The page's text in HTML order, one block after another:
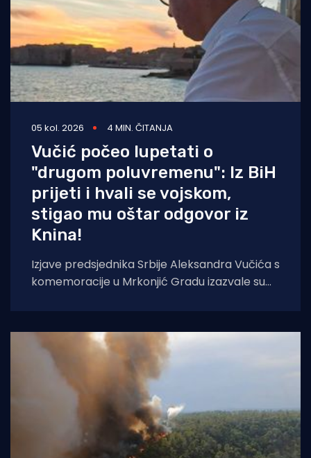
05 kol. 2026 4 MIN. ČITANJA
Vučić počeo lupetati o
"drugom poluvremenu": Iz BiH
prijeti i hvali se vojskom,
stigao mu oštar odgovor iz
Knina!
Izjave predsjednika Srbije Aleksandra Vučića s
komemoracije u Mrkonjić Gradu izazvale su